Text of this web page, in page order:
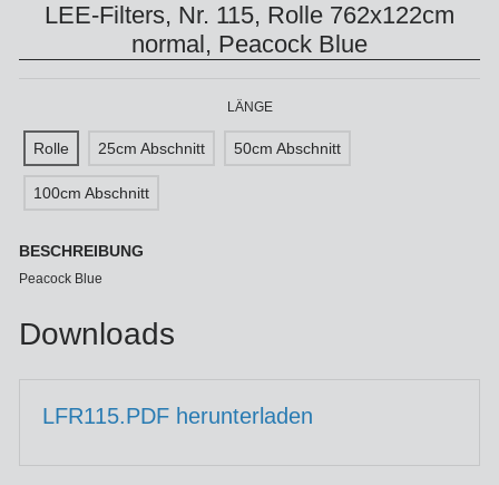
LEE-Filters, Nr. 115, Rolle 762x122cm
normal, Peacock Blue
LÄNGE
Rolle 25cm Abschnitt 50cm Abschnitt
100cm Abschnitt
BESCHREIBUNG
Peacock Blue
Downloads
LFR115.PDF herunterladen